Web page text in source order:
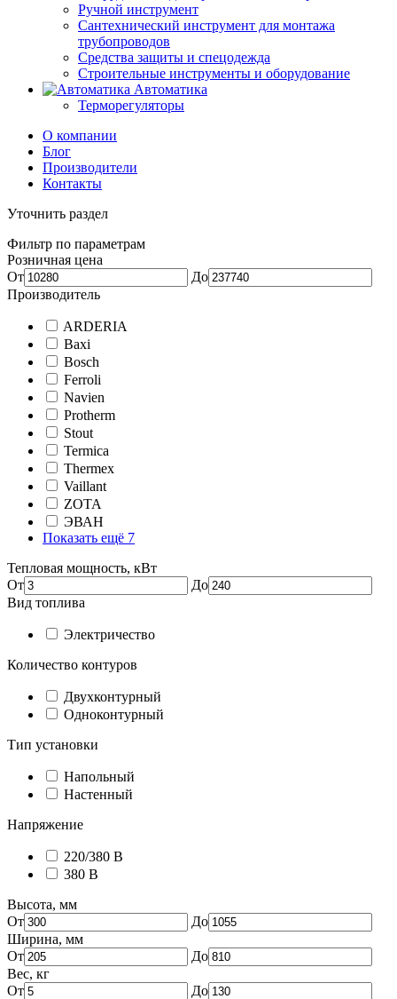
Ручной инструмент
Сантехнический инструмент для монтажа
трубопроводов
Средства защиты и спецодежда
Строительные инструменты и оборудование
Автоматика
Терморегуляторы
О компании
Блог
Производители
Контакты
Уточнить раздел
Фильтр по параметрам
Розничная цена
От
До
Производитель
ARDERIA
Baxi
Bosch
Ferroli
Navien
Protherm
Stout
Termica
Thermex
Vaillant
ZOTA
ЭВАН
Показать ещё 7
Тепловая мощность, кВт
От
До
Вид топлива
Электричество
Количество контуров
Двухконтурный
Одноконтурный
Тип установки
Напольный
Настенный
Напряжение
220/380 В
380 В
Высота, мм
От
До
Ширина, мм
От
До
Вес, кг
От
До